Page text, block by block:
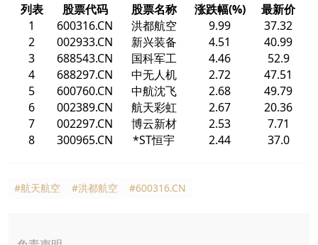
列表
股票代码 股票名称 涨跌幅(%)
最新价
1
600316.CN 洪都航空 9.99
37.32
2
002933.CN 新兴装备 4.51
40.99
3
688543.CN 国科军工 4.46
52.9
4
688297.CN 中无人机 2.72
47.51
5
600760.CN 中航沈飞 2.68
49.79
6
002389.CN 航天彩虹 2.67
20.36
7
002297.CN 博云新材 2.53
7.71
8
300965.CN *ST恒宇 2.44 37.0
#航天航空 #洪都航空 #600316.CN